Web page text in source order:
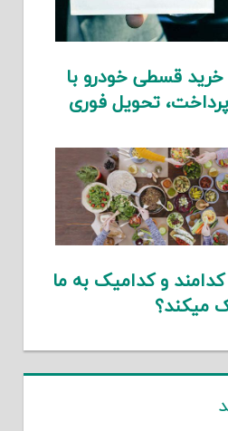
قسطی خودرو با
تحویل فوری
کدامند و کدامیک به ما
میکند؟